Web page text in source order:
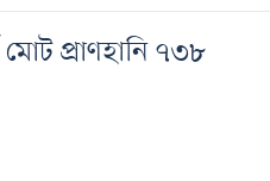
প্রাণহানি ৭৩৮